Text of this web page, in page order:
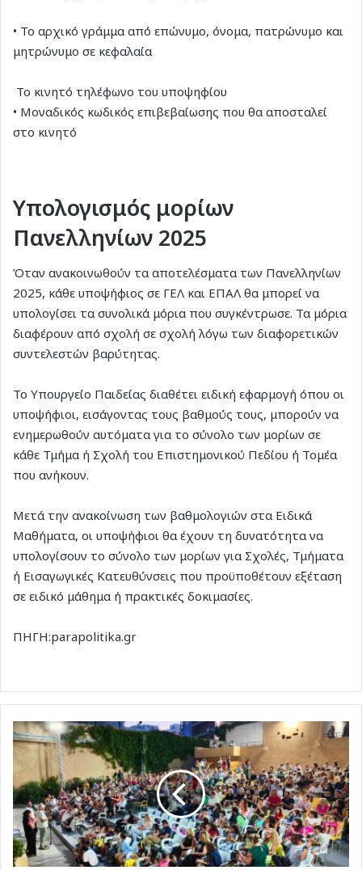
• Το αρχικό γράμμα από επώνυμο, όνομα, πατρώνυμο και
μητρώνυμο σε κεφαλαία
Το κινητό τηλέφωνο του υποψηφίου
• Μοναδικός κωδικός επιβεβαίωσης που θα αποσταλεί
στο κινητό
Υπολογισμός μορίων
Πανελληνίων 2025
Όταν ανακοινωθούν τα αποτελέσματα των Πανελληνίων
2025, κάθε υποψήφιος σε ΓΕΛ και ΕΠΑΛ θα μπορεί να
υπολογίσει τα συνολικά μόρια που συγκέντρωσε. Τα μόρια
διαφέρουν από σχολή σε σχολή λόγω των διαφορετικών
συντελεστών βαρύτητας.
Το Υπουργείο Παιδείας διαθέτει ειδική εφαρμογή όπου οι
υποψήφιοι, εισάγοντας τους βαθμούς τους, μπορούν να
ενημερωθούν αυτόματα για το σύνολο των μορίων σε
κάθε Τμήμα ή Σχολή του Επιστημονικού Πεδίου ή Τομέα
που ανήκουν.
Μετά την ανακοίνωση των βαθμολογιών στα Ειδικά
Μαθήματα, οι υποψήφιοι θα έχουν τη δυνατότητα να
υπολογίσουν το σύνολο των μορίων για Σχολές, Τμήματα
ή Εισαγωγικές Κατευθύνσεις που προϋποθέτουν εξέταση
σε ειδικό μάθημα ή πρακτικές δοκιμασίες.
ΠΗΓΗ:parapolitika.gr
8ο
Φεστιβάλ
σχολικής
οπτικοακουστικής/
κινηματογραφικής
δημιουργίας
2025